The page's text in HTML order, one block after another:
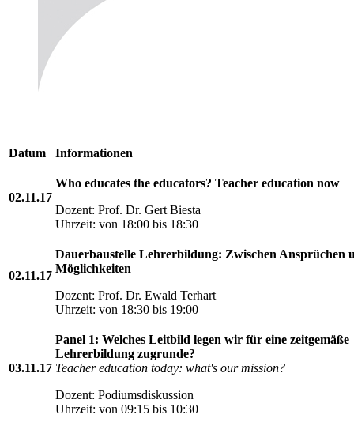
Datum Informationen
02.11.17
Who educates the educators? Teacher education now
Dozent: Prof. Dr. Gert Biesta
Uhrzeit: von 18:00 bis 18:30
02.11.17
Dauerbaustelle Lehrerbildung: Zwischen Ansprüchen
Möglichkeiten
Dozent: Prof. Dr. Ewald Terhart
Uhrzeit: von 18:30 bis 19:00
03.11.17
Panel 1: Welches Leitbild legen wir für eine zeitgemäße
Lehrerbildung zugrunde?
Teacher education today: what's our mission?
Dozent: Podiumsdiskussion
Uhrzeit: von 09:15 bis 10:30